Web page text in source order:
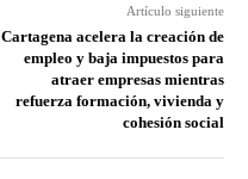
Artículo siguiente
Cartagena acelera la creación de
empleo y baja impuestos para
atraer empresas mientras
refuerza formación, vivienda y
cohesión social